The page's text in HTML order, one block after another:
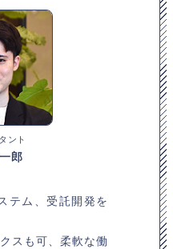
ント
郎
テム、受託開発を
スも可、柔軟な働